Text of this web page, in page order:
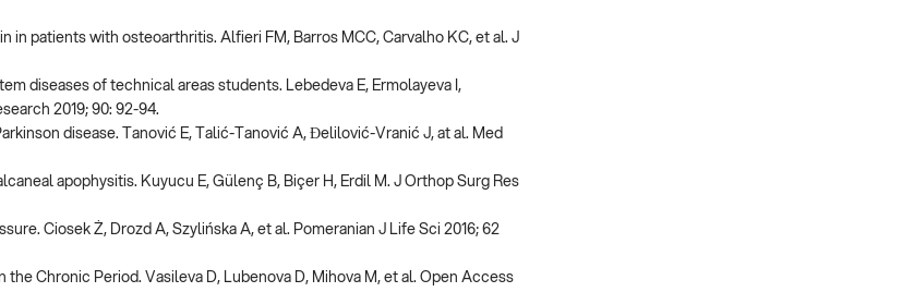
patients with osteoarthritis. Alfieri FM, Barros MCC, Carvalho KC, et al. J
diseases of technical areas students. Lebedeva E, Ermolayeva I,
2019; 90: 92-94.
disease. Tanović E, Talić-Tanović A, Ðelilović-Vranić J, at al. Med
apophysitis. Kuyucu E, Gülenç B, Biçer H, Erdil M. J Orthop Surg Res
Ciosek Ż, Drozd A, Szylińska A, et al. Pomeranian J Life Sci 2016; 62
Chronic Period. Vasileva D, Lubenova D, Mihova M, et al. Open Access